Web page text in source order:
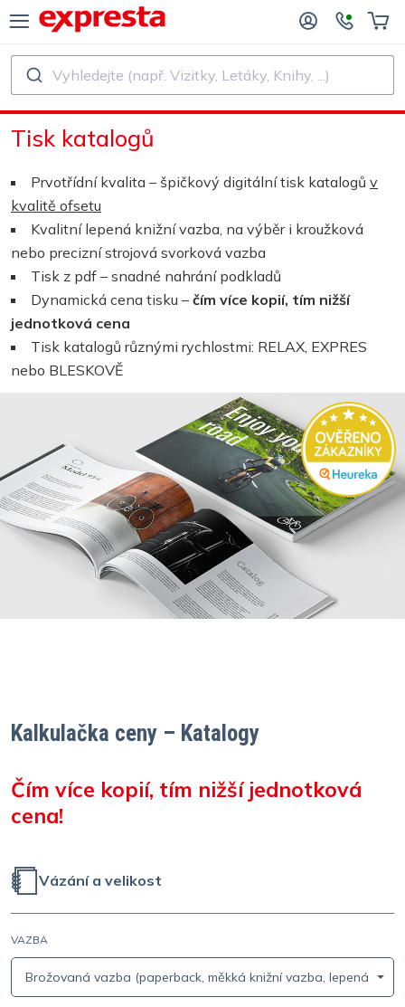
Tisk
Samolepky a etikety
Kalendáře
Výroba razítek
PRODUKTY
NAKLADATELSTVÍ A AUTORY
NAKLADATELSTVÍ
KNIH
Vyhledejte (např. Vizitky, Letáky, Knihy, ...)
Tisk katalogů
Prvotřídní kvalita – špičkový digitální tisk katalogů v
kvalitě ofsetu
Kvalitní lepená knižní vazba, na výběr i kroužková
nebo precizní strojová svorková vazba
Tisk z pdf – snadné nahrání podkladů
Dynamická cena tisku – čím více kopií, tím nižší
jednotková cena
Tisk katalogů různými rychlostmi: RELAX, EXPRES
nebo BLESKOVĚ
Kalkulačka ceny – Katalogy
Čím více kopií, tím nižší jednotková
cena!
Vázání a velikost
VAZBA
Brožovaná vazba (paperback, měkká knižní vazba, lepená